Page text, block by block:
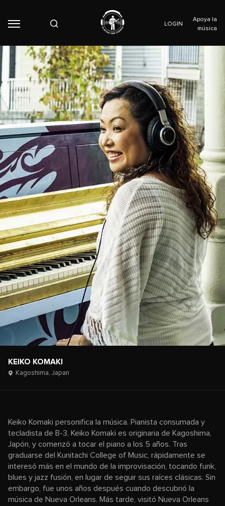
LOGIN
Apoya la
música
KEIKO KOMAKI
Kagoshima, Japan
Keiko Komaki personifica la música. Pianista consumada y
tecladista de B-3, Keiko Komaki es originaria de Kagoshima,
Japón, y comenzó a tocar el piano a los 5 años. Tras
graduarse del Kunitachi College of Music, rápidamente se
interesó más en el mundo de la improvisación, tocando funk,
blues y jazz fusión, en lugar de seguir sus raíces clásicas. Sin
embargo, fue unos años después cuando descubrió la
música de Nueva Orleans. Más tarde, visitó Nueva Orleans